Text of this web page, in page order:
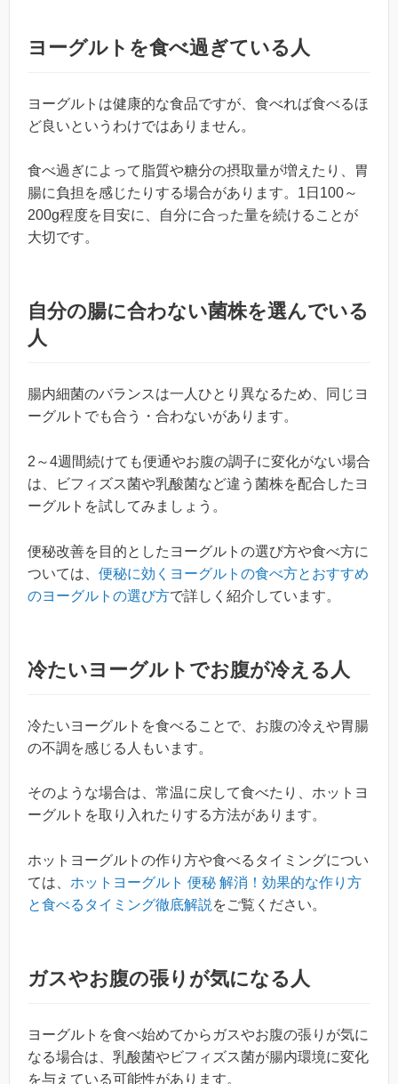
ヨーグルトを食べ過ぎている人
ヨーグルトは健康的な食品ですが、食べれば食べるほ
ど良いというわけではありません。
食べ過ぎによって脂質や糖分の摂取量が増えたり、胃
腸に負担を感じたりする場合があります。1日100～
200g程度を目安に、自分に合った量を続けることが
大切です。
自分の腸に合わない菌株を選んでいる
人
腸内細菌のバランスは一人ひとり異なるため、同じヨ
ーグルトでも合う・合わないがあります。
2～4週間続けても便通やお腹の調子に変化がない場合
は、ビフィズス菌や乳酸菌など違う菌株を配合したヨ
ーグルトを試してみましょう。
便秘改善を目的としたヨーグルトの選び方や食べ方に
ついては、 便秘に効くヨーグルトの食べ方とおすすめ
のヨーグルトの選び方で詳しく紹介しています。
冷たいヨーグルトでお腹が冷える人
冷たいヨーグルトを食べることで、お腹の冷えや胃腸
の不調を感じる人もいます。
そのような場合は、常温に戻して食べたり、ホットヨ
ーグルトを取り入れたりする方法があります。
ホットヨーグルトの作り方や食べるタイミングについ
ては、 ホットヨーグルト 便秘 解消！効果的な作り方
と食べるタイミング徹底解説 をご覧ください。
ガスやお腹の張りが気になる人
ヨーグルトを食べ始めてからガスやお腹の張りが気に
なる場合は、乳酸菌やビフィズス菌が腸内環境に変化
を与えている可能性があります。